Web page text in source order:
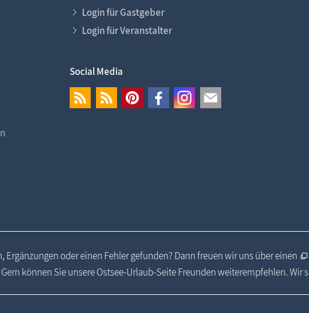
Login für Gastgeber
Login für Veranstalter
Social Media
Ergänzungen oder einen Fehler gefunden? Dann freuen wir uns über einen
Gern können Sie unsere Ostsee-Urlaub-Seite Freunden weiterempfehlen. Wir